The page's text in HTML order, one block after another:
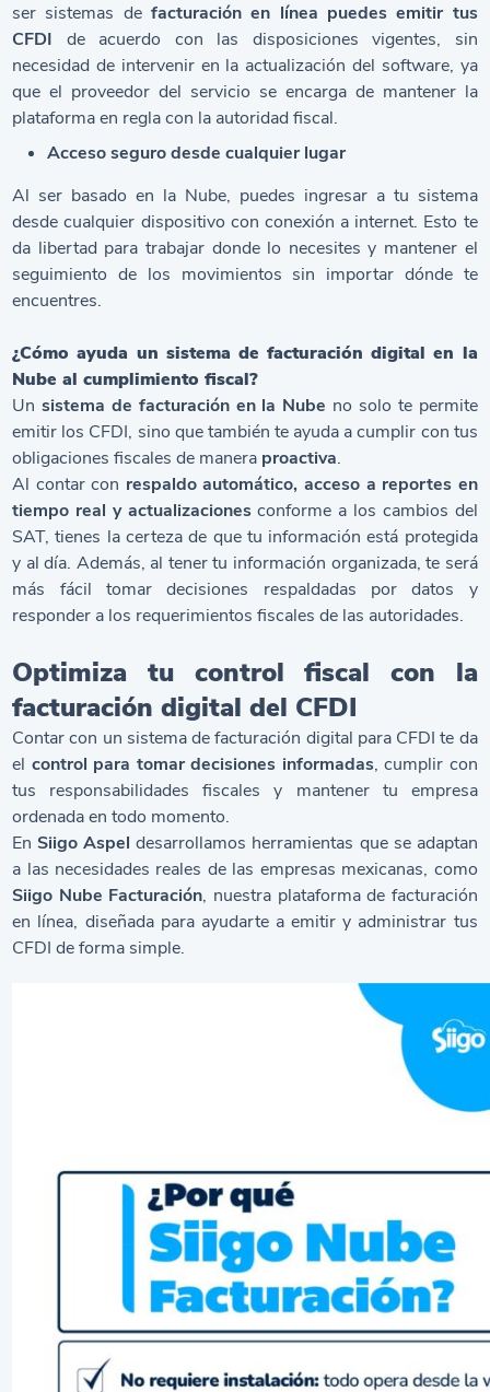
ser sistemas defacturación en línea puedes emitir tus
CFDI de acuerdo con las disposiciones vigentes, sin
necesidad de intervenir en la actualización del software, ya
que el proveedor del servicio se encarga de mantener la
plataforma en regla con la autoridad fiscal.
Acceso seguro desde cualquier lugar
Al ser basado en la Nube, puedes ingresar a tu sistema
desde cualquier dispositivo con conexión a internet. Esto te
da libertad para trabajar donde lo necesites y mantener el
seguimiento de los movimientos sin importar dónde te
encuentres.
¿Cómo ayuda un sistema de facturación digital en la
Nube al cumplimiento fiscal?
Unsistema de facturación en la Nube no solo te permite
emitir los CFDI, sino que también te ayuda a cumplir con tus
obligaciones fiscales de manera proactiva.
Al contar con respaldo automático, acceso a reportes en
tiempo real y actualizacionesconforme a los cambios del
SAT, tienes la certeza de que tu información está protegida
y al día. Además, al tener tu información organizada, te será
más fácil tomar decisiones respaldadas por datos y
responder a los requerimientos fiscales de las autoridades.
Optimiza tu control fiscal con la
facturación digital del CFDI
Contar con un sistema de facturación digital para CFDI te da
el control para tomar decisiones informadas, cumplir con
tus responsabilidades fiscales y mantener tu empresa
ordenada en todo momento.
EnSiigo Aspel desarrollamos herramientas que se adaptan
a las necesidades reales de las empresas mexicanas, como
Siigo Nube Facturación, nuestra plataforma de facturación
en línea, diseñada para ayudarte a emitir y administrar tus
CFDI de forma simple.